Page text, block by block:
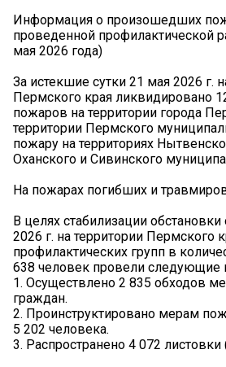
Информация о произошедших
проведенной профилактической
мая 2026 года)
За истекшие сутки 21 мая 2026 г.
Пермского края ликвидировано
пожаров на территории города
территории Пермского
пожару на территориях
Оханского и Сивинского
На пожарах погибших и
В целях стабилизации
2026 г. на территории Пермского
профилактических групп в
638 человек провели следующие
1. Осуществлено 2 835 обходов
граждан.
2. Проинструктировано мерам
5 202 человека.
3. Распространено 4 072 листовки